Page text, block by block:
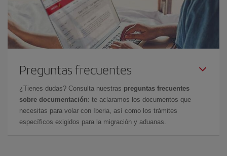
Preguntas frecuentes
¿Tienes dudas? Consulta nuestras preguntas frecuentes
sobre documentación: te aclaramos los documentos que
necesitas para volar con Iberia, así como los trámites
específicos exigidos para la migración y aduanas.